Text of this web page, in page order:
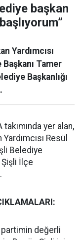
başkan
Yardımcısı
Tamer
Başkanlığı
yer alan,
Resül
Belediye
Şişli İlçe
partimin değerli